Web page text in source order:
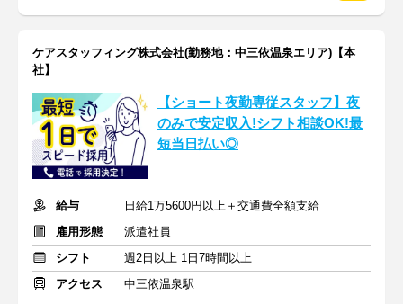
ケアスタッフィング株式会社(勤務地：中三依温泉エリア)【本
社】
【ショート夜勤専従スタッフ】夜
のみで安定収入!シフト相談OK!最
短当日払い◎
給与
日給1万5600円以上＋交通費全額支給
雇用形態
派遣社員
シフト
週2日以上 1日7時間以上
アクセス
中三依温泉駅